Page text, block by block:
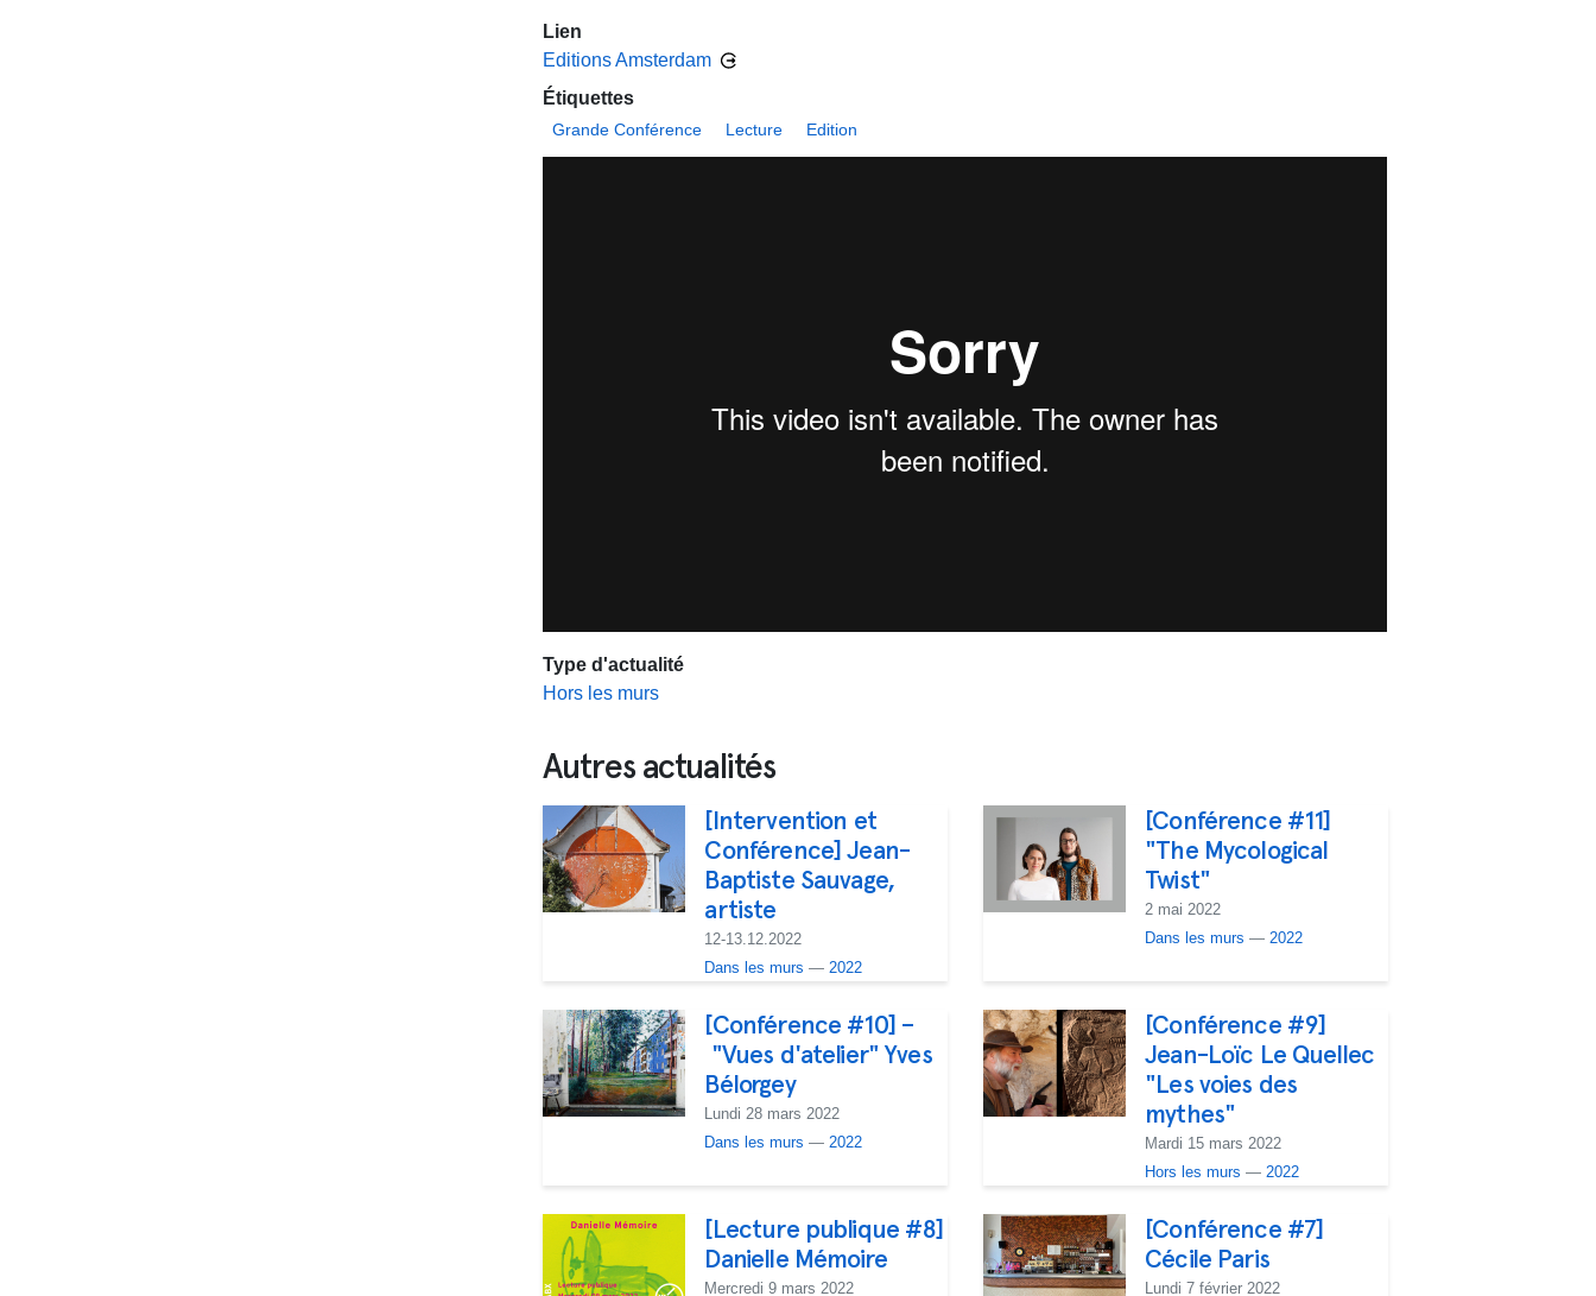
Lien
Editions Amsterdam
Étiquettes
Grande Conférence Lecture Edition
Type d'actualité
Hors les murs
Autres actualités
[Intervention et
Conférence] Jean-
Baptiste Sauvage,
artiste
12-13.12.2022
Dans les murs —2022
[Conférence #11]
"The Mycological
Twist"
2 mai 2022
Dans les murs —2022
[Conférence #10] –
"Vues d'atelier" Yves
Bélorgey
Lundi 28 mars 2022
Dans les murs —2022
[Conférence #9]
Jean-Loïc Le Quellec
"Les voies des
mythes"
Mardi 15 mars 2022
Hors les murs —2022
[Lecture publique #8]
Danielle Mémoire
Mercredi 9 mars 2022
[Conférence #7]
Cécile Paris
Lundi 7 février 2022